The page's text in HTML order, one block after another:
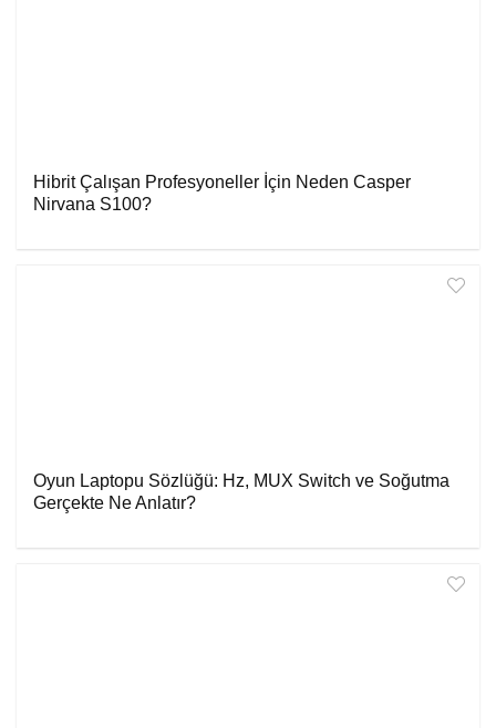
Hibrit Çalışan Profesyoneller İçin Neden Casper
Nirvana S100?
Oyun Laptopu Sözlüğü: Hz, MUX Switch ve Soğutma
Gerçekte Ne Anlatır?